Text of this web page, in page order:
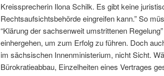
Kreissprecherin Ilona Schilk. Es gibt keine
Rechtsaufsichtsbehörde eingreifen kann.” So
“Klärung der sachsenweit umstrittenen
einhergehen, um zum Erfolg zu führen. Doch
im sächsischen Innenministerium, nicht Sicht.
Bürokratieabbau, Einzelheiten eines Vertrages